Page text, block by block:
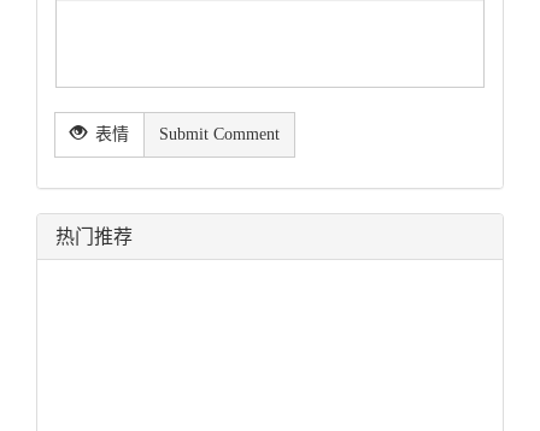
表情 Submit Comment
热门推荐